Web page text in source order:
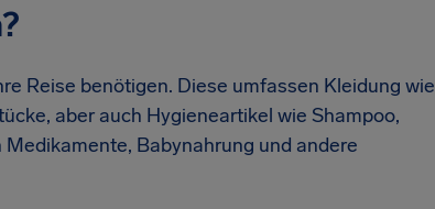
Reise benötigen. Diese umfassen Kleidung wie
aber auch Hygieneartikel wie Shampoo,
Babynahrung und andere